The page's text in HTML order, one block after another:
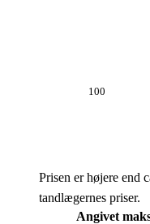
100
Prisen er højere end
tandlægernes priser.
Angivet